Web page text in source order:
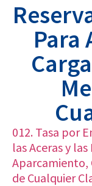
Para
012. Tasa por
las Aceras y
Aparcamiento,
de Cualquier